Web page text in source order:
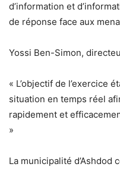
d’information et
de réponse face aux
Yossi Ben-Simon,
« L’objectif de l’exercice
situation en temps réel
rapidement et
»
La municipalité